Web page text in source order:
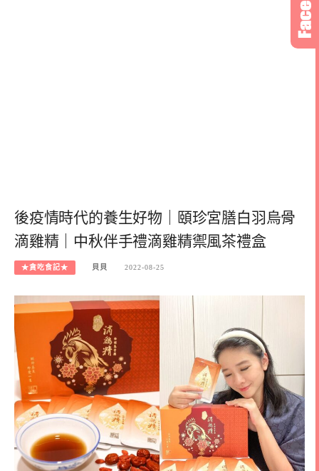
後疫情時代的養生好物｜頤珍宮膳白羽烏骨
滴雞精｜中秋伴手禮滴雞精禦風茶禮盒
★貪吃食記★ 貝貝 2022-08-25